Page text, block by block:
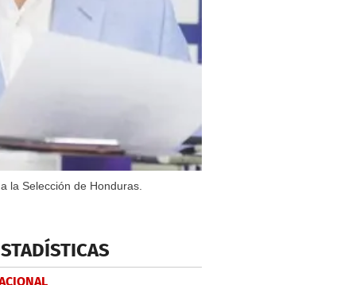
la Selección de Honduras.